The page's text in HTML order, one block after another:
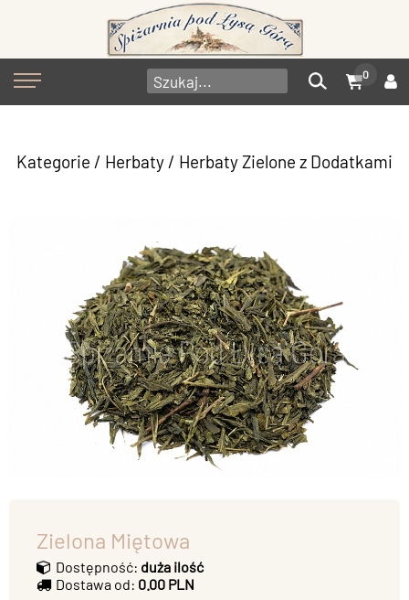
0
Kategorie / Herbaty / Herbaty Zielone z Dodatkami
Zielona Miętowa
Dostępność: duża ilość
Dostawa od: 0.00 PLN